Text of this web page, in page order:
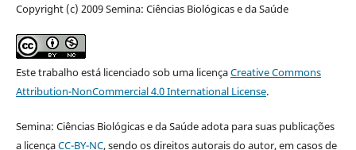
Copyright (c) 2009 Semina: Ciências Biológicas e da Saúde
Este trabalho está licenciado sob uma licençaCreative Commons
Attribution-NonCommercial 4.0 International License.
Semina: Ciências Biológicas e da Saúde adota para suas publicações
a licençaCC-BY-NC, sendo os direitos autorais do autor, em casos de